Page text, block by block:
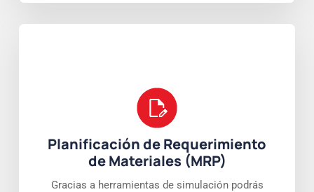
Planificación de Requerimiento
de Materiales (MRP)
Gracias a herramientas de simulación podrás